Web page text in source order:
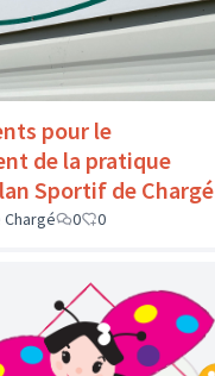
pour le
de la pratique
Sportif de Chargé
0 0